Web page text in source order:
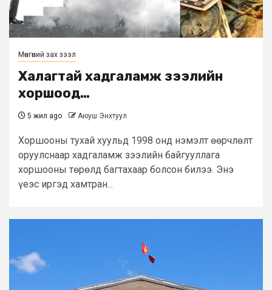
Мөнгөний зах зээл
Халагтай хадгаламж зээлийн
хоршоод…
5 жил ago Аюуш Энхтуул
Хоршооны тухай хуульд 1998 онд нэмэлт өөрчлөлт
оруулснаар хадгаламж зээлийн байгууллага
хоршооны төрөлд багтахаар болсон билээ. Энэ
үеэс иргэд хамтран...